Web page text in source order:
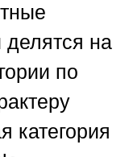
на
по
категория